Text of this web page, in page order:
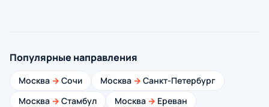
Популярные направления
Москва → Сочи Москва → Санкт-Петербург
Москва → Стамбул Москва → Ереван